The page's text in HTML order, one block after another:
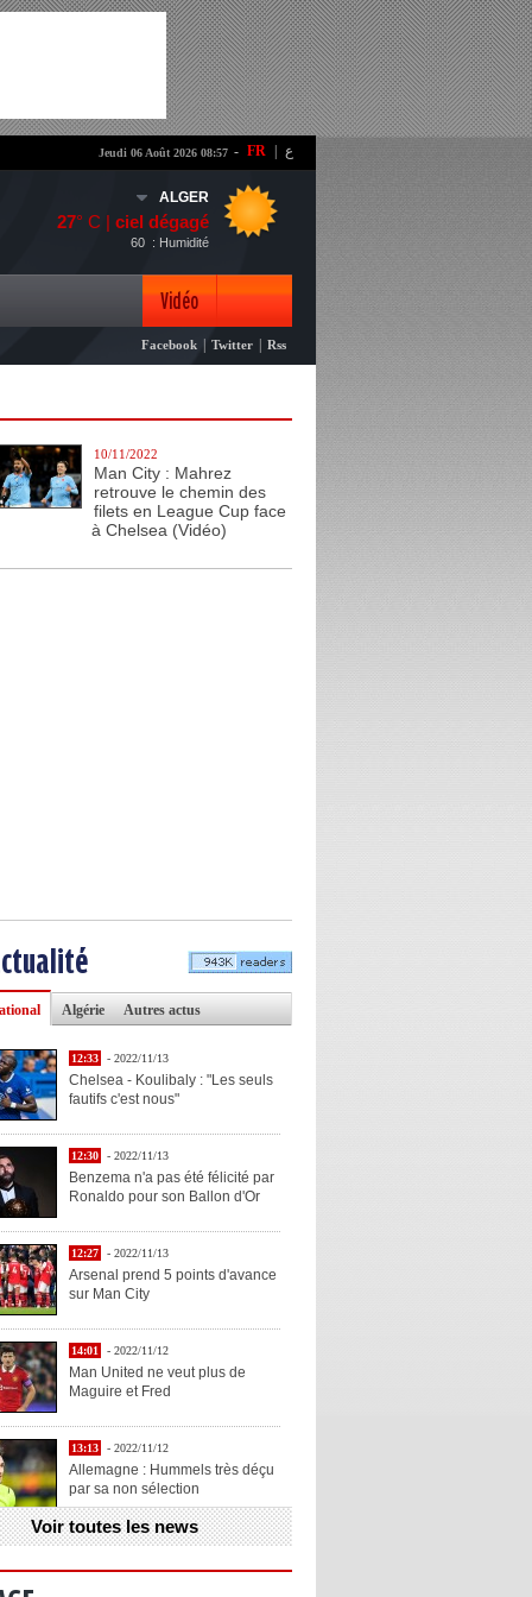
- FR ع Jeudi 06 Août 2026 08:57
ALGER
27° C | ciel dégagé
: Humidité
60
Vidéo
Photo
Facebook Twitter Rss
10/11/2022
Man City : Mahrez
retrouve le chemin des
filets en League Cup face
à Chelsea (Vidéo)
Algérie Autres actus
12:33 - 2022/11/13
Chelsea - Koulibaly : "Les seuls
fautifs c'est nous"
12:30 - 2022/11/13
Benzema n'a pas été félicité par
Ronaldo pour son Ballon d'Or
12:27 - 2022/11/13
Arsenal prend 5 points d'avance
sur Man City
14:01 - 2022/11/12
Man United ne veut plus de
Maguire et Fred
13:13 - 2022/11/12
Allemagne : Hummels très déçu
par sa non sélection
13:11 - 2022/11/12
Henry explique la chose qu'il
Voir toutes les news